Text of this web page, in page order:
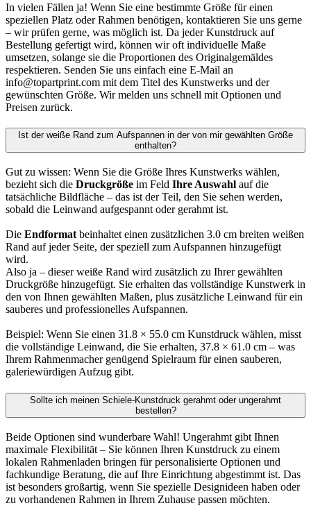
In vielen Fällen ja! Wenn Sie eine bestimmte Größe für einen
speziellen Platz oder Rahmen benötigen, kontaktieren Sie uns gerne
– wir prüfen gerne, was möglich ist. Da jeder Kunstdruck auf
Bestellung gefertigt wird, können wir oft individuelle Maße
umsetzen, solange sie die Proportionen des Originalgemäldes
respektieren. Senden Sie uns einfach eine E-Mail an
info@topartprint.com mit dem Titel des Kunstwerks und der
gewünschten Größe. Wir melden uns schnell mit Optionen und
Preisen zurück.
Ist der weiße Rand zum Aufspannen in der von mir gewählten Größe
enthalten?
Gut zu wissen: Wenn Sie die Größe Ihres Kunstwerks wählen,
bezieht sich die Druckgröße im Feld Ihre Auswahl auf die
tatsächliche Bildfläche – das ist der Teil, den Sie sehen werden,
sobald die Leinwand aufgespannt oder gerahmt ist.
Die Endformat beinhaltet einen zusätzlichen 3.0 cm breiten weißen
Rand auf jeder Seite, der speziell zum Aufspannen hinzugefügt
wird.
Also ja – dieser weiße Rand wird zusätzlich zu Ihrer gewählten
Druckgröße hinzugefügt. Sie erhalten das vollständige Kunstwerk in
den von Ihnen gewählten Maßen, plus zusätzliche Leinwand für ein
sauberes und professionelles Aufspannen.
Beispiel: Wenn Sie einen 31.8 × 55.0 cm Kunstdruck wählen, misst
die vollständige Leinwand, die Sie erhalten, 37.8 × 61.0 cm – was
Ihrem Rahmenmacher genügend Spielraum für einen sauberen,
galeriewürdigen Aufzug gibt.
Sollte ich meinen Schiele-Kunstdruck gerahmt oder ungerahmt
bestellen?
Beide Optionen sind wunderbare Wahl! Ungerahmt gibt Ihnen
maximale Flexibilität – Sie können Ihren Kunstdruck zu einem
lokalen Rahmenladen bringen für personalisierte Optionen und
fachkundige Beratung, die auf Ihre Einrichtung abgestimmt ist. Das
ist besonders großartig, wenn Sie spezielle Designideen haben oder
zu vorhandenen Rahmen in Ihrem Zuhause passen möchten.